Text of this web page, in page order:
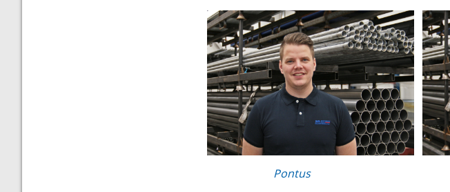
Pontus